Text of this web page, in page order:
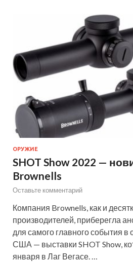
ОРУЖИЕ
SHOT Show 2022 —
Brownells
Оставьте комментарий
Компания Brownells, как и
производителей, приберегла
для самого главного события в
США — выставки SHOT Show,
января в Лаг Вегасе. …